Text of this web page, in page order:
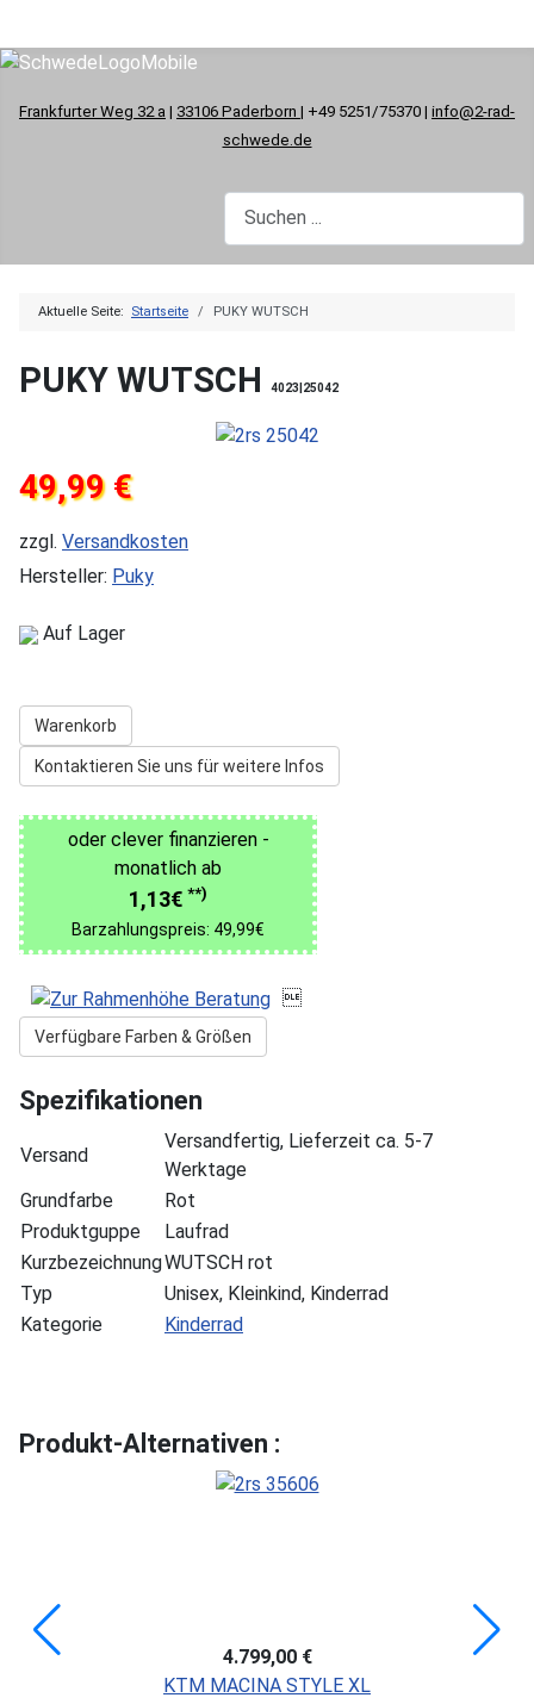
Frankfurter Weg 32 a | 33106 Paderborn | +49 5251/75370 | info@2-rad-
schwede.de
Aktuelle Seite: Startseite PUKY WUTSCH
PUKY WUTSCH 4023|25042
49,99 €
zzgl. Versandkosten
Hersteller: Puky
Auf Lager
Warenkorb
Kontaktieren Sie uns für weitere Infos
oder clever finanzieren -
monatlich ab
1,13€ **)
Barzahlungspreis: 49,99€

Verfügbare Farben & Größen
Spezifikationen
Versand
Versandfertig, Lieferzeit ca. 5-7
Werktage
Grundfarbe
Rot
Produktguppe
Laufrad
KurzbezeichnungWUTSCH rot
Typ
Unisex, Kleinkind, Kinderrad
Kategorie
Kinderrad
Produkt-Alternativen :
4.799,00 €
KTM MACINA STYLE XL